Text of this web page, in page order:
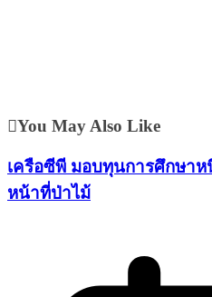
You May Also Like
เครือซีพี มอบทุนการศึกษา
หน้าที่ป่าไม้